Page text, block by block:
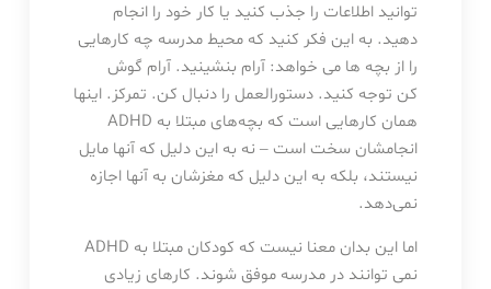
توانید اطلاعات را جذب کنید یا کار خود را انجام
دهید. به این فکر کنید که محیط مدرسه چه کارهایی
را از بچه ها می خواهد: آرام بنشینید. آرام گوش
کن توجه کنید. دستورالعمل را دنبال کن. تمرکز. اینها
همان کارهایی است که بچه‌های مبتلا به ADHD
انجامشان سخت است – نه به این دلیل که آنها مایل
نیستند، بلکه به این دلیل که مغزشان به آنها اجازه
نمی‌دهد.
اما این بدان معنا نیست که کودکان مبتلا به ADHD
نمی توانند در مدرسه موفق شوند. کارهای زیادی